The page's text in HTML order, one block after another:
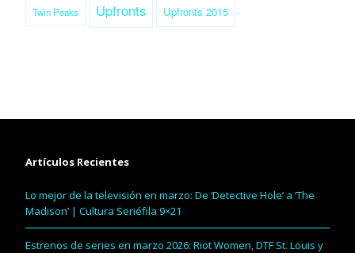
Twin Peaks Upfronts Upfronts 2015
Artículos Recientes
Lo mejor de la televisión en marzo: De ‘Detective Hole’ a ‘The
Madison’ | Cultura Seriéfila 9×21
Estrenos de series en marzo 2026: Riot Women, DTF St. Louis y